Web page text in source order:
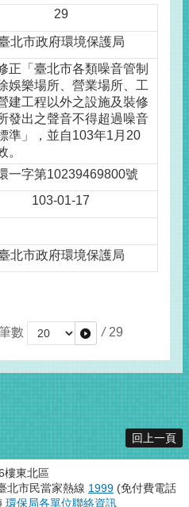
29
北市政府環境保護局
正「臺北市各類噪音管制
娛樂場所、營業場所、工
建工程以外之設施及裝修
發出之聲音不得超過噪音
準」，並自103年1月20
。
一字第10239469800號
103-01-17
北市政府環境保護局
數
/ 29
回上一頁
樓東北區
北市民當家熱線 1999 (免付費電話
環保局各單位聯絡資訊